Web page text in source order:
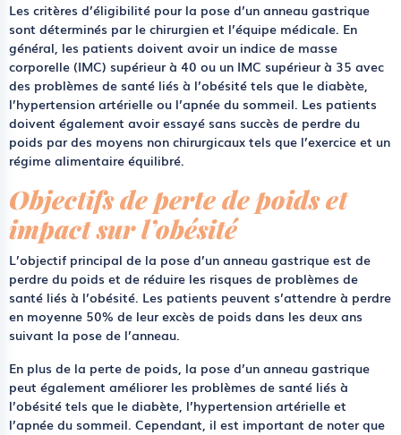
Les critères d’éligibilité pour la pose d’un anneau gastrique
sont déterminés par le chirurgien et l’équipe médicale. En
général, les patients doivent avoir un indice de masse
corporelle (IMC) supérieur à 40 ou un IMC supérieur à 35 avec
des problèmes de santé liés à l’obésité tels que le diabète,
l’hypertension artérielle ou l’apnée du sommeil. Les patients
doivent également avoir essayé sans succès de perdre du
poids par des moyens non chirurgicaux tels que l’exercice et un
régime alimentaire équilibré.
Objectifs de perte de poids et
impact sur l’obésité
L’objectif principal de la pose d’un anneau gastrique est de
perdre du poids et de réduire les risques de problèmes de
santé liés à l’obésité. Les patients peuvent s’attendre à perdre
en moyenne 50% de leur excès de poids dans les deux ans
suivant la pose de l’anneau.
En plus de la perte de poids, la pose d’un anneau gastrique
peut également améliorer les problèmes de santé liés à
l’obésité tels que le diabète, l’hypertension artérielle et
l’apnée du sommeil. Cependant, il est important de noter que